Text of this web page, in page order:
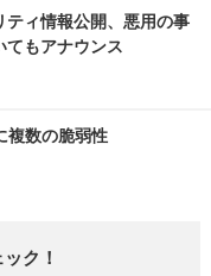
ィ情報公開、悪用の事
もアナウンス
複数の脆弱性
ク！